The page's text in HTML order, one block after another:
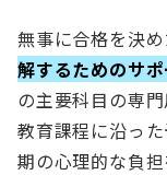
無事に合格を決め
解するためのサ
の主要科目の専
教育課程に沿っ
期の心理的な負